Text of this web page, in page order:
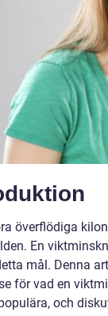
överflödiga
En
mål. Denna
för vad en
och